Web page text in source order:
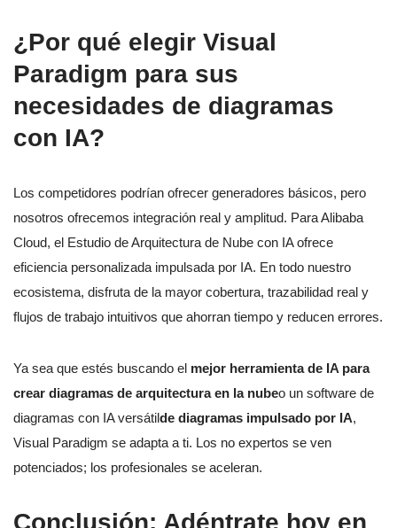
¿Por qué elegir Visual
Paradigm para sus
necesidades de diagramas
con IA?
Los competidores podrían ofrecer generadores básicos, pero
nosotros ofrecemos integración real y amplitud. Para Alibaba
Cloud, el Estudio de Arquitectura de Nube con IA ofrece
eficiencia personalizada impulsada por IA. En todo nuestro
ecosistema, disfruta de la mayor cobertura, trazabilidad real y
flujos de trabajo intuitivos que ahorran tiempo y reducen errores.
Ya sea que estés buscando el mejor herramienta de IA para
crear diagramas de arquitectura en la nubeo un software de
diagramas con IA versátilde diagramas impulsado por IA,
Visual Paradigm se adapta a ti. Los no expertos se ven
potenciados; los profesionales se aceleran.
Conclusión: Adéntrate hoy en